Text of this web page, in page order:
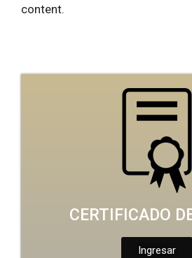
content.
CERTIFICADO
Ingresar